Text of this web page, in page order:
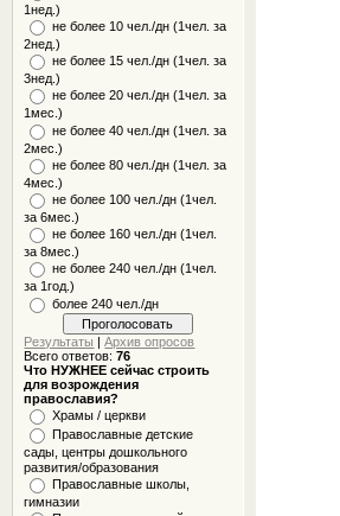
1нед.)
не более 10 чел./дн (1чел. за
2нед.)
не более 15 чел./дн (1чел. за
3нед.)
не более 20 чел./дн (1чел. за
1мес.)
не более 40 чел./дн (1чел. за
2мес.)
не более 80 чел./дн (1чел. за
4мес.)
не более 100 чел./дн (1чел.
за 6мес.)
не более 160 чел./дн (1чел.
за 8мес.)
не более 240 чел./дн (1чел.
за 1год.)
более 240 чел./дн
Результаты |Архив опросов
Всего ответов:76
Что НУЖНЕЕ сейчас строить
для возрождения
православия?
Храмы / церкви
Православные детские
сады, центры дошкольного
развития/образования
Православные школы,
гимназии